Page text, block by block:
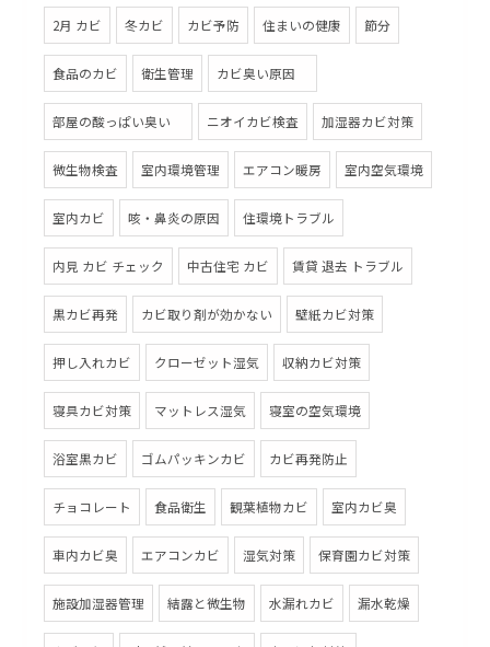
2月 カビ 冬カビ カビ予防 住まいの健康 節分
食品のカビ 衛生管理 カビ臭い原因
部屋の酸っぱい臭い ニオイカビ検査 加湿器カビ対策
微生物検査 室内環境管理 エアコン暖房 室内空気環境
室内カビ 咳・鼻炎の原因 住環境トラブル
内見 カビ チェック 中古住宅 カビ 賃貸 退去 トラブル
黒カビ再発 カビ取り剤が効かない 壁紙カビ対策
押し入れカビ クローゼット湿気 収納カビ対策
寝具カビ対策 マットレス湿気 寝室の空気環境
浴室黒カビ ゴムパッキンカビ カビ再発防止
チョコレート 食品衛生 観葉植物カビ 室内カビ臭
車内カビ臭 エアコンカビ 湿気対策 保育園カビ対策
施設加湿器管理 結露と微生物 水漏れカビ 漏水乾燥